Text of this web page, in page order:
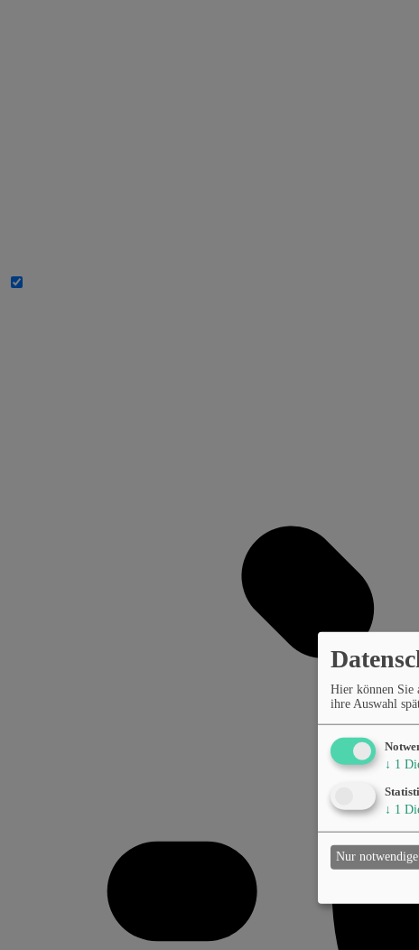
Hier können Sie
ihre Auswahl
↓ 1
↓ 1
Nur notwendige